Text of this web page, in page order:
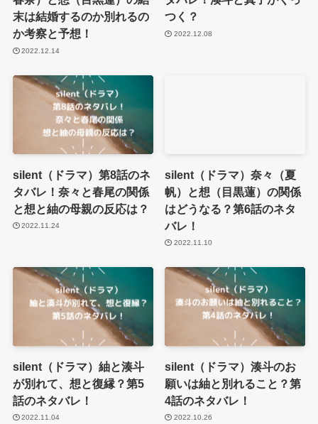
末は結婚するのか別れるの
か考察と予想！
2022.12.14
つく？
2022.12.08
silent（ドラマ）第8話のネ
タバレ！奈々と春尾の関係
と想と紬の母親の反応は？
2022.11.24
silent（ドラマ）奈々（夏
帆）と想（目黒蓮）の関係
はどうなる？第6話のネタ
バレ！
2022.11.10
silent（ドラマ）紬と湊斗
が別れて、想と復縁？第5
話のネタバレ！
2022.11.04
silent（ドラマ）湊斗のお
願いは紬と別れること？第
4話のネタバレ！
2022.10.26